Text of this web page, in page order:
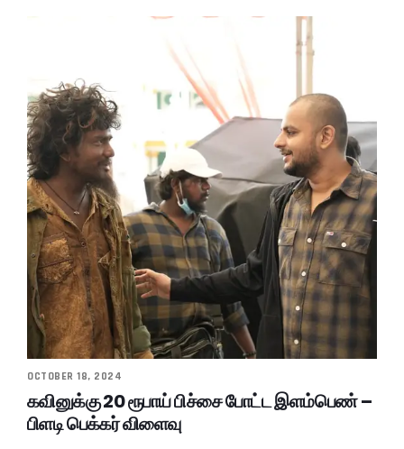
OCTOBER 18, 2024
கவினுக்கு 20 ரூபாய் பிச்சை போட்ட இளம்பெண் –
பிளடி பெக்கர் விளைவு